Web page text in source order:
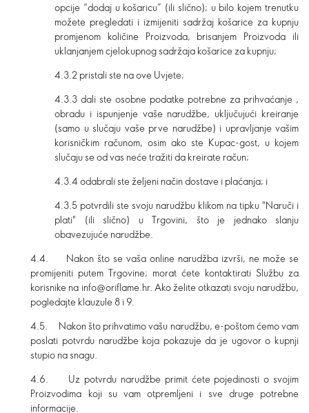
opcije “dodaj u košaricu” (ili slično); u bilo kojem trenutku
možete pregledati i izmijeniti sadržaj košarice za kupnju
promjenom količine Proizvoda, brisanjem Proizvoda ili
uklanjanjem cjelokupnog sadržaja košarice za kupnju;
4.3.2 pristali ste na ove Uvjete;
4.3.3 dali ste osobne podatke potrebne za prihvaćanje ,
obradu i ispunjenje vaše narudžbe, uključujući kreiranje
(samo u slučaju vaše prve narudžbe) i upravljanje vašim
korisničkim računom, osim ako ste Kupac-gost, u kojem
slučaju se od vas neće tražiti da kreirate račun;
4.3.4 odabrali ste željeni način dostave i plaćanja; i
4.3.5 potvrdili ste svoju narudžbu klikom na tipku "Naruči i
plati" (ili slično) u Trgovini, što je jednako slanju
obavezujuće narudžbe.
4.4. Nakon što se vaša online narudžba izvrši, ne može se
promijeniti putem Trgovine; morat ćete kontaktirati Službu za
korisnike na info@oriflame.hr. Ako želite otkazati svoju narudžbu,
pogledajte klauzule 8 i 9.
4.5. Nakon što prihvatimo vašu narudžbu, e-poštom ćemo vam
poslati potvrdu narudžbe koja pokazuje da je ugovor o kupnji
stupio na snagu.
4.6. Uz potvrdu narudžbe primit ćete pojedinosti o svojim
Proizvodima koji su vam otpremljeni i sve druge potrebne
informacije.